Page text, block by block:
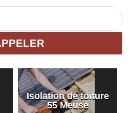
Isolation de toiture
55 Meuse